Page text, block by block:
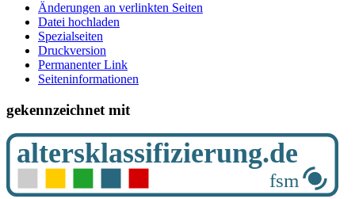
Änderungen an verlinkten Seiten
Datei hochladen
Spezialseiten
Druckversion
Permanenter Link
Seiten­­informationen
gekennzeichnet mit